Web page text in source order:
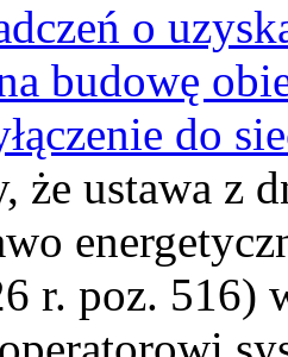
o
budowę
do
że ustawa z
r. poz. 516)